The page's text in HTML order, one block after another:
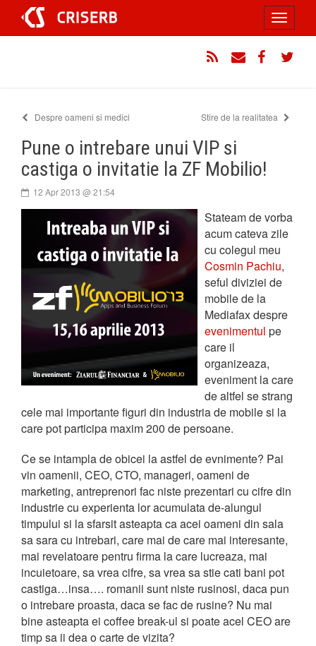
conținut
Toggle
Despre oameni si medici Stire de la realitatea
Pune o intrebare unui VIP si
castiga o invitatie la ZF Mobilio!
12 Apr 2013 @ 21:54
Stateam de vorba
acum cateva zile
cu colegul meu
Cosmin Pachiu,
seful diviziei de
mobile de la
Mediafax despre
evenimentul pe
care il
organizeaza,
eveniment la care
de altfel se strang
cele mai importante figuri din industria de mobile si la
care pot participa maxim 200 de persoane.
Ce se intampla de obicei la astfel de evnimente? Pai
vin oamenii, CEO, CTO, manageri, oameni de
marketing, antreprenori fac niste prezentari cu cifre din
industrie cu experienta lor acumulata de-alungul
timpului si la sfarsit asteapta ca acei oameni din sala
sa sara cu intrebari, care mai de care mai interesante,
mai revelatoare pentru firma la care lucreaza, mai
incuietoare, sa vrea cifre, sa vrea sa stie cati bani pot
castiga…insa…. romanii sunt niste rusinosi, daca pun
o intrebare proasta, daca se fac de rusine? Nu mai
bine asteapta ei coffee break-ul si poate acel CEO are
timp sa ii dea o carte de vizita?